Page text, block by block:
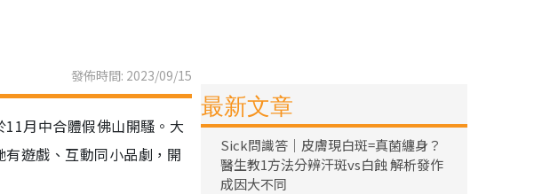
發佈時間: 2023/09/15
月中合體假佛山開騷。大
遊戲、互動同小品劇，開
最新文章
Sick問識答｜皮膚現白斑=真菌纏身？
醫生教1方法分辨汗斑vs白蝕 解析發作
成因大不同